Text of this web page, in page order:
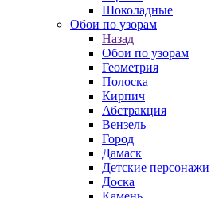
Шоколадные
Обои по узорам
Назад
Обои по узорам
Геометрия
Полоска
Кирпич
Абстракция
Вензель
Город
Дамаск
Детские персонажи
Доска